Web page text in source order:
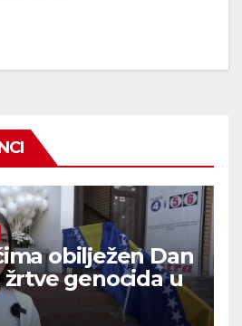
obilježen Dan
žrtve genocida u